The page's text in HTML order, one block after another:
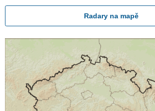
Radary na mapě